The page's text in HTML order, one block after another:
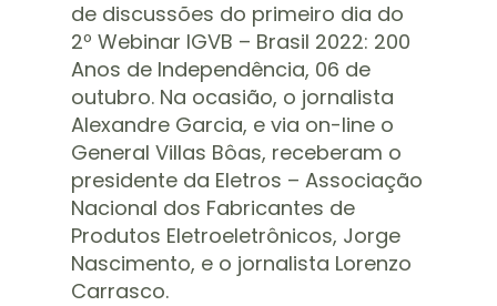
de discussões do primeiro dia do
2º Webinar IGVB – Brasil 2022: 200
Anos de Independência, 06 de
outubro. Na ocasião, o jornalista
Alexandre Garcia, e via on-line o
General Villas Bôas, receberam o
presidente da Eletros – Associação
Nacional dos Fabricantes de
Produtos Eletroeletrônicos, Jorge
Nascimento, e o jornalista Lorenzo
Carrasco.